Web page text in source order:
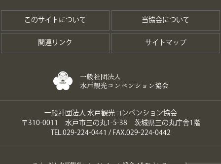
このサイトについて 当協会について
関連リンク サイトマップ
一般社団法人 水戸観光コンベンション協会
〒310-0011 水戸市三の丸1-5-38 茨城県三の丸庁舎1階
TEL.029-224-0441 / FAX.029-224-0442